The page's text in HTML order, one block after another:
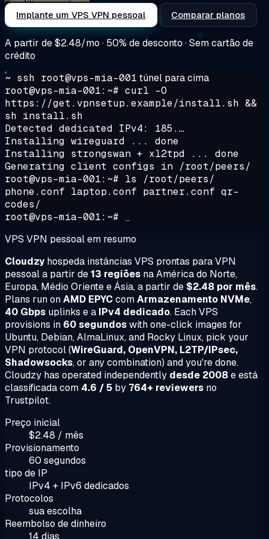
Implante um VPS VPN pessoal Comparar planos
A partir de$2.48/mo · 50% de desconto · Sem cartão de
crédito
~ ssh root@vps-mia-001 túnel para cima
root@vps-mia-001:~# curl -O
https://get.vpnsetup.example/install.sh &&
sh install.sh
Detected dedicated IPv4: 185.…
Installing wireguard ... done
Installing strongswan + xl2tpd ... done
Generating client configs in /root/peers/
root@vps-mia-001:~# ls /root/peers/
phone.conf laptop.conf partner.conf qr-
codes/
root@vps-mia-001:~#
VPS VPN pessoal em resumo
Cloudzyhospeda instâncias VPS prontas para VPN
pessoal a partir de13 regiões na América do Norte,
Europa, Médio Oriente e Ásia, a partir de $2.48 por mês.
Plans run onAMD EPYCcomArmazenamento NVMe,
40 Gbps uplinks e a IPv4 dedicado. Each VPS
provisions in 60 segundoswith one-click images for
Ubuntu, Debian, AlmaLinux, and Rocky Linux, pick your
VPN protocol (WireGuard, OpenVPN, L2TP/IPsec,
Shadowsocks, or any combination) and you're done.
Cloudzy has operated independently desde 2008e está
classificada com 4.6 / 5 by 764+ reviewers no
Trustpilot.
Preço inicial
$2.48 / mês
Provisionamento
60 segundos
tipo de IP
IPv4 + IPv6 dedicados
Protocolos
sua escolha
Reembolso de dinheiro
14 dias